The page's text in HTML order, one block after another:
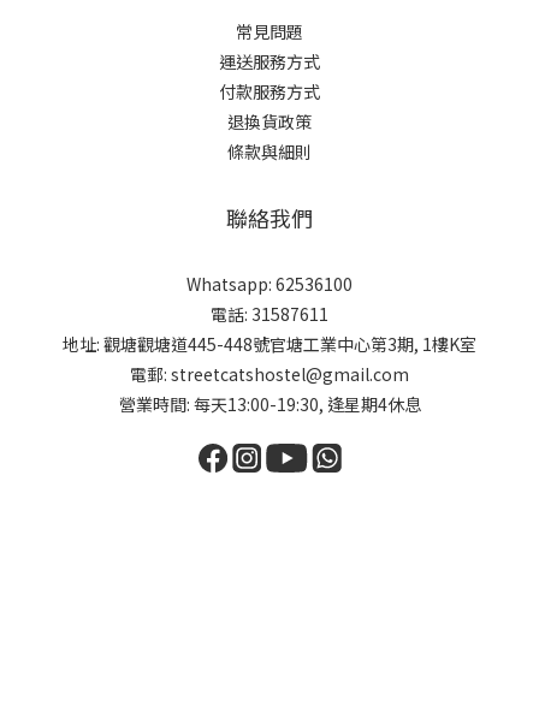
常見問題
運送服務方式
付款服務方式
退換貨政策
條款與細則
聯絡我們
Whatsapp: 62536100
電話: 31587611
地址: 觀塘觀塘道445-448號官塘工業中心第3期, 1樓K室
電郵: streetcatshostel@gmail.com
營業時間: 每天13:00-19:30, 逢星期4休息